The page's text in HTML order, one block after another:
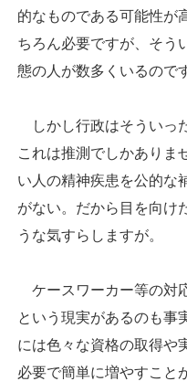
的なものである可能性が
ちろん必要ですが、そう
態の人が数多くいるので
しかし行政はそういっ
これは推測でしかありま
い人の精神疾患を公的な
がない。だから目を向け
うな気すらしますが。
ケースワーカー等の対
という現実があるのも事
には色々な資格の取得や
必要で簡単に増やすこと